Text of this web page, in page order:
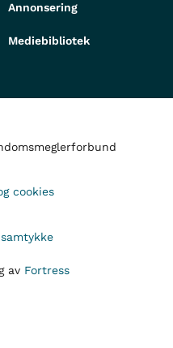
Annonsering
Mediebibliotek
cookies
av Fortress